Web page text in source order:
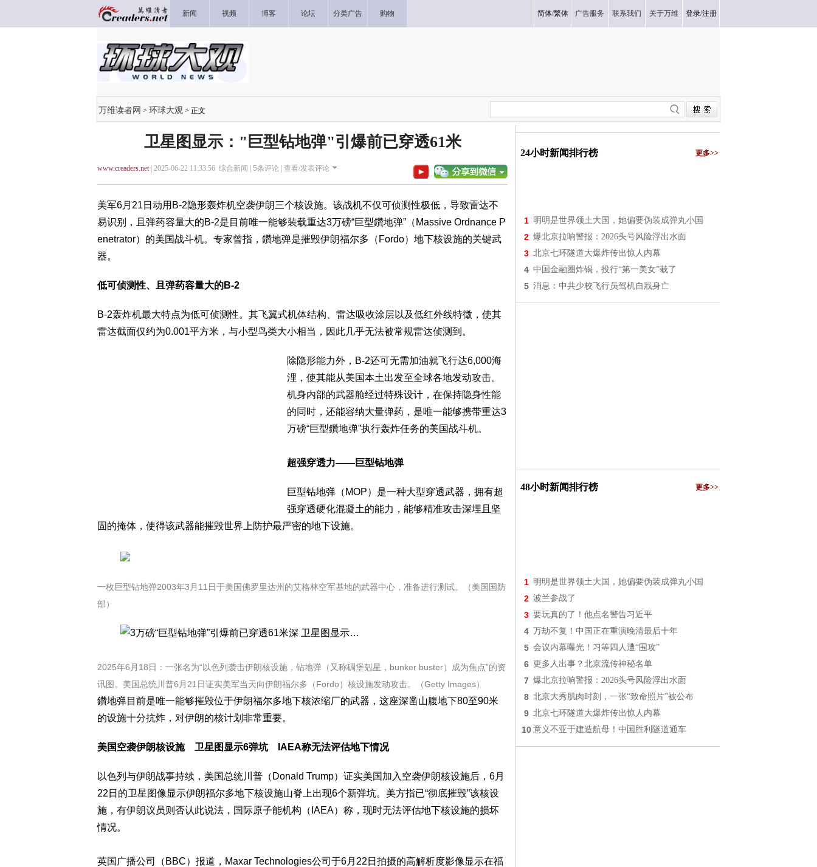
新闻 视频 博客 论坛 分类广告 购物 简体/繁体 广告服务 联系我们 关于万维 登录/注册
万维读者网 > 环球大观 > 正文
卫星图显示："巨型钻地弹"引爆前已穿透61米
www.creaders.net| 2025-06-22 11:33:56 综合新闻 | 5条评论 | 查看/发表评论
美军6月21日动用B-2隐形轰炸机空袭伊朗三个核设施。该战机不仅可侦测性极低，导致雷达不
易识别，且弹药容量大的B-2是目前唯一能够装载重达3万磅“巨型鑽地弹”（Massive Ordnance P
enetrator）的美国战斗机。专家曾指，鑽地弹是摧毁伊朗福尔多（Fordo）地下核设施的关键武
器。
低可侦测性、且弹药容量大的B-2
B-2轰炸机最大特点为低可侦测性。其飞翼式机体结构、雷达吸收涂层以及低红外线特徵，使其
雷达截面仅约为0.001平方米，与小型鸟类大小相当，因此几乎无法被常规雷达侦测到。
除隐形能力外，B-2还可无需加油就飞行达6,000海
浬，使其能从美国本土出发至全球各地发动攻击。
机身内部的武器舱经过特殊设计，在保持隐身性能
的同时，还能容纳大量弹药，是唯一能够携带重达3
万磅“巨型鑽地弹”执行轰炸任务的美国战斗机。
超强穿透力——巨型钻地弹
巨型钻地弹（MOP）是一种大型穿透武器，拥有超
强穿透硬化混凝土的能力，能够精准攻击深埋且坚
固的掩体，使得该武器能摧毁世界上防护最严密的地下设施。
一枚巨型钻地弹2003年3月11日于美国佛罗里达州的艾格林空军基地的武器中心，准备进行测试。（美国国防
部）
2025年6月18日：一张名为“以色列袭击伊朗核设施，钻地弹（又称碉堡剋星，bunker buster）成为焦点”的资
讯图。美国总统川普6月21日证实美军当天向伊朗福尔多（Fordo）核设施发动攻击。（Getty Images）
鑽地弹目前是唯一能够摧毁位于伊朗福尔多地下核浓缩厂的武器，这座深凿山腹地下80至90米
的设施十分抗炸，对伊朗的核计划非常重要。
美国空袭伊朗核设施 卫星图显示6弹坑 IAEA称无法评估地下情况
以色列与伊朗战事持续，美国总统川普（Donald Trump）证实美国加入空袭伊朗核设施后，6月
22日的卫星图像显示伊朗福尔多地下核设施山脊上出现6个新弹坑。美方指已“彻底摧毁”该核设
施，有伊朗议员则否认此说法，国际原子能机构（IAEA）称，现时无法评估地下核设施的损坏
情况。
英国广播公司（BBC）报道，Maxar Technologies公司于6月22日拍摄的高解析度影像显示在福
24小时新闻排行榜 更多>>
1 明明是世界领土大国，她偏要伪装成弹丸小国
2 爆北京拉响警报：2026头号风险浮出水面
3 北京七环隧道大爆炸传出惊人内幕
4 中国金融圈炸锅，投行“第一美女”栽了
5 消息：中共少校飞行员驾机自戕身亡
48小时新闻排行榜 更多>>
1 明明是世界领土大国，她偏要伪装成弹丸小国
2 波兰参战了
3 要玩真的了！他点名警告习近平
4 万劫不复！中国正在重演晚清最后十年
5 会议内幕曝光！习等四人遭“围攻”
6 更多人出事？北京流传神秘名单
7 爆北京拉响警报：2026头号风险浮出水面
8 北京大秀肌肉时刻，一张“致命照片”被公布
9 北京七环隧道大爆炸传出惊人内幕
10 意义不亚于建造航母！中国胜利隧道通车